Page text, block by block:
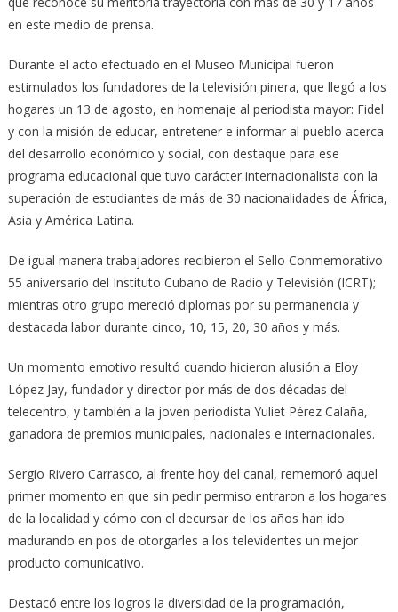
en este medio de prensa.
Durante el acto efectuado en el Museo Municipal fueron
estimulados los fundadores de la televisión pinera, que llegó a los
hogares un 13 de agosto, en homenaje al periodista mayor: Fidel
y con la misión de educar, entretener e informar al pueblo acerca
del desarrollo económico y social, con destaque para ese
programa educacional que tuvo carácter internacionalista con la
superación de estudiantes de más de 30 nacionalidades de África,
Asia y América Latina.
De igual manera trabajadores recibieron el Sello Conmemorativo
55 aniversario del Instituto Cubano de Radio y Televisión (ICRT);
mientras otro grupo mereció diplomas por su permanencia y
destacada labor durante cinco, 10, 15, 20, 30 años y más.
Un momento emotivo resultó cuando hicieron alusión a Eloy
López Jay, fundador y director por más de dos décadas del
telecentro, y también a la joven periodista Yuliet Pérez Calaña,
ganadora de premios municipales, nacionales e internacionales.
Sergio Rivero Carrasco, al frente hoy del canal, rememoró aquel
primer momento en que sin pedir permiso entraron a los hogares
de la localidad y cómo con el decursar de los años han ido
madurando en pos de otorgarles a los televidentes un mejor
producto comunicativo.
Destacó entre los logros la diversidad de la programación,